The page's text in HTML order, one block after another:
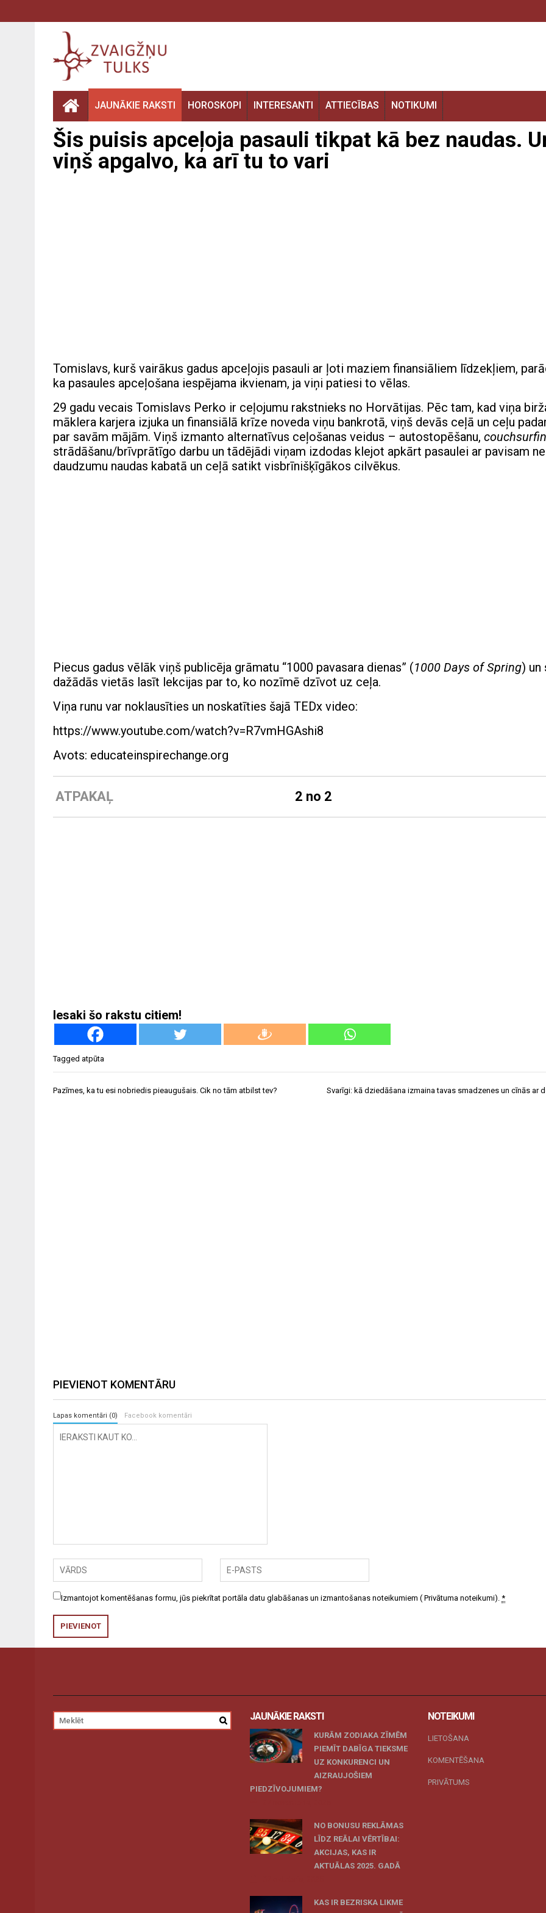
JAUNĀKIE RAKSTI HOROSKOPI INTERESANTI ATTIECĪBAS NOTIKUMI
Šis puisis apceļoja pasauli tikpat kā bez naudas.
viņš apgalvo, ka arī tu to vari
Tomislavs, kurš vairākus gadus apceļojis pasauli ar ļoti maziem finansiāliem līdzekļiem,
ka pasaules apceļošana iespējama ikvienam, ja viņi patiesi to vēlas.
29 gadu vecais Tomislavs Perko ir ceļojumu rakstnieks no Horvātijas. Pēc tam, kad viņa
māklera karjera izjuka un finansiālā krīze noveda viņu bankrotā, viņš devās ceļā un ceļu
par savām mājām. Viņš izmanto alternatīvus ceļošanas veidus – autostopēšanu,
strādāšanu/brīvprātīgo darbu un tādējādi viņam izdodas klejot apkārt pasaulei ar pavisam
daudzumu naudas kabatā un ceļā satikt visbrīnišķīgākos cilvēkus.
Piecus gadus vēlāk viņš publicēja grāmatu “1000 pavasara dienas” (1000 Days of Spring) un
dažādās vietās lasīt lekcijas par to, ko nozīmē dzīvot uz ceļa.
Viņa runu var noklausīties un noskatīties šajā TEDx video:
https://www.youtube.com/watch?v=R7vmHGAshi8
Avots: educateinspirechange.org
ATPAKAĻ 2 no 2
Iesaki šo rakstu citiem!
Tagged atpūta
Ziņu
Pazīmes, ka tu esi nobriedis pieaugušais. Cik no tām atbilst tev? Svarīgi: kā dziedāšana izmaina tavas smadzenes un cīnās ar
PIEVIENOT KOMENTĀRU
Lapas komentāri (0) Facebook komentāri
Izmantojot komentēšanas formu, jūs piekrītat portāla datu glabāšanas un izmantošanas noteikumiem ( Privātuma noteikumi). *
JAUNĀKIE RAKSTI
KURĀM ZODIAKA ZĪMĒM
PIEMĪT DABĪGA TIEKSME
UZ KONKURENCI UN
AIZRAUJOŠIEM
PIEDZĪVOJUMIEM?
NO BONUSU REKLĀMAS
LĪDZ REĀLAI VĒRTĪBAI:
AKCIJAS, KAS IR
AKTUĀLAS 2025. GADĀ
KAS IR BEZRISKA LIKME
NOTEIKUMI
LIETOŠANA
KOMENTĒŠANA
PRIVĀTUMS